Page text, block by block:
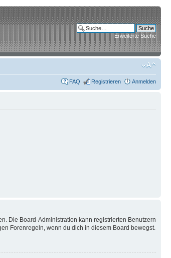
Erweiterte Suche
FAQ Registrieren Anmelden
Die Board-Administration kann registrierten Benutzern
Forenregeln, wenn du dich in diesem Board bewegst.